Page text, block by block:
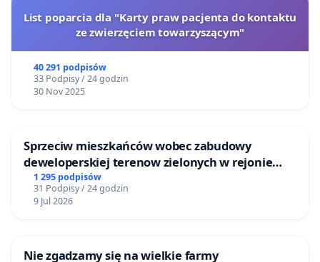
Ці магу я дапамагчы?Так! Найлепшая
дапамога гэта пашырэньне інфармацыі аб гэтае
пэтыцыі. Калі ласка, падпішэце яе ды расскажэце
аб ёй сваім сябрам.
List poparcia dla "Karty praw pacjenta do kontaktu
ze zwierzęciem towarzyszącym"
40 291 podpisów
33 Podpisy / 24 godzin
30 Nov 2025
Sprzeciw mieszkańców wobec zabudowy
deweloperskiej terenow zielonych w rejonie
Bulwarów Straceńskich w Bielsku-Białej
1 295 podpisów
31 Podpisy / 24 godzin
9 Jul 2026
Nie zgadzamy się na wielkie farmy